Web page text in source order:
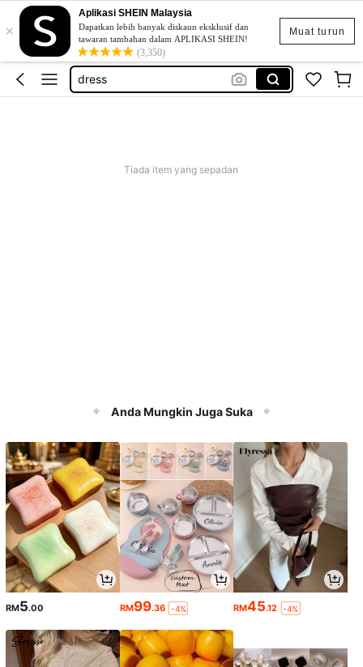
Muat turun
×
Aplikasi SHEIN Malaysia
Dapatkan lebih banyak diskaun eksklusif dan
tawaran tambahan dalam APLIKASI SHEIN!
(3,350)
kids girl outfit
dazy
dress
Tiada item yang sepadan
Anda Mungkin Juga Suka
RM5.00 RM99.36 -4% RM45.12 -4%